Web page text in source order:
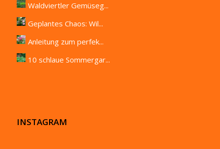
Waldviertler Gemüseg...
Geplantes Chaos: Wil...
Anleitung zum perfek...
10 schlaue Sommergar...
INSTAGRAM